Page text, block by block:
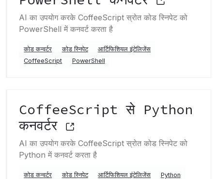
AI का उपयोग करके CoffeeScript स्रोत कोड स्निपेट को
PowerShell में कनवर्ट करता है
कोड कन्वर्टर कोड स्निपेट
आर्टिफिशियल इंटेलिजेंस
CoffeeScript
PowerShell
CoffeeScript से Python
कनवर्टर
AI का उपयोग करके CoffeeScript स्रोत कोड स्निपेट को
Python में कनवर्ट करता है
कोड कन्वर्टर कोड स्निपेट आर्टिफिशियल इंटेलिजेंस Python